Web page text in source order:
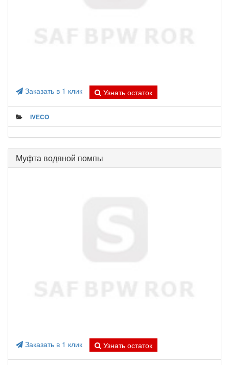
Заказать в 1 клик Узнать остаток
IVECO
Муфта водяной помпы
Заказать в 1 клик Узнать остаток